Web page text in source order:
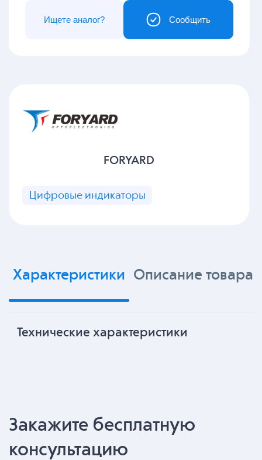
Сообщить
Ищете аналог?
FORYARD
Цифровые индикаторы
Характеристики Описание товара
Технические характеристики
Закажите бесплатную
консультацию